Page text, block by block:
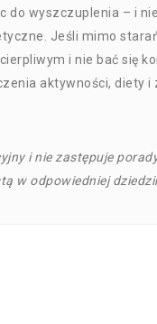
wyszczuplenia – i
Jeśli mimo
i nie bać się
aktywności, diety i
i nie zastępuje
w odpowiedniej